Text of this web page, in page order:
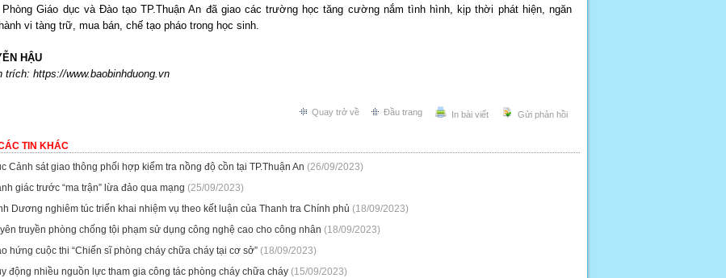
Phòng Giáo dục và Đào tạo TP.Thuận An đã giao các trường học tăng cường nắm tình hình, kịp thời phát hiện, ngăn
vi tàng trữ, mua bán, chế tạo pháo trong học sinh.
HẬU
trích: https://www.baobinhduong.vn
Gửi phản hồi
In bài viết
Đầu trang
Quay trở về
TIN KHÁC
Cảnh sát giao thông phối hợp kiểm tra nồng độ cồn tại TP.Thuận An (26/09/2023)
giác trước “ma trận” lừa đảo qua mạng (25/09/2023)
Dương nghiêm túc triển khai nhiệm vụ theo kết luận của Thanh tra Chính phủ (18/09/2023)
truyền phòng chống tội phạm sử dụng công nghệ cao cho công nhân (18/09/2023)
hứng cuộc thi “Chiến sĩ phòng cháy chữa cháy tại cơ sở” (18/09/2023)
động nhiều nguồn lực tham gia công tác phòng cháy chữa cháy (15/09/2023)